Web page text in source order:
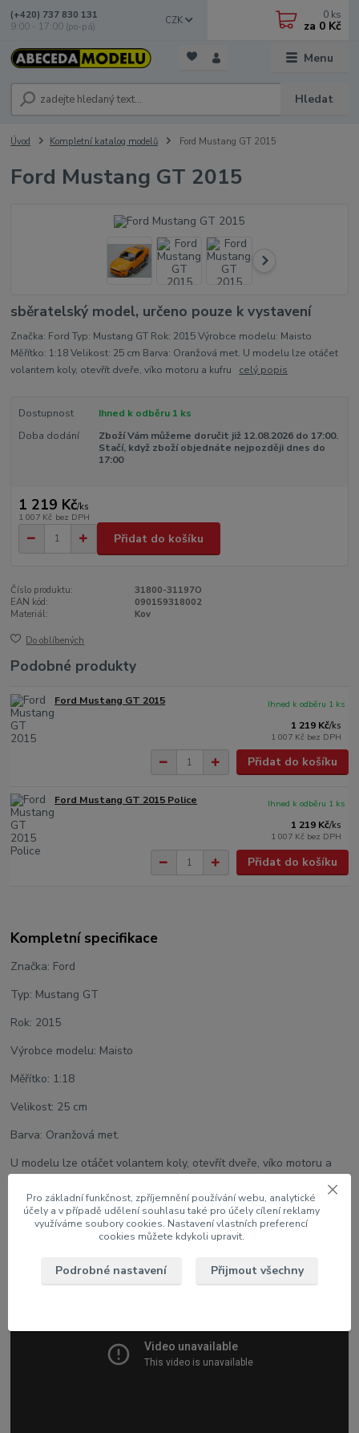
Menu
CZK
Hledat
(+420) 737 830 131
9:00 - 17:00 (po-pá)
0 ks
za 0 Kč
Úvod Kompletní katalog modelů Ford Mustang GT 2015
Ford Mustang GT 2015
sběratelský model, určeno pouze k vystavení
Značka: Ford Typ: Mustang GT Rok: 2015 Výrobce modelu: Maisto
Měřítko: 1:18 Velikost: 25 cm Barva: Oranžová met. U modelu lze otáčet
volantem koly, otevřít dveře, víko motoru a kufru celý popis
Dostupnost
Ihned k odběru 1 ks
Doba dodání
Zboží Vám můžeme doručit již 12.08.2026 do 17:00.
Stačí, když zboží objednáte nejpozději dnes do
17:00
1 219 Kč/ks
1 007 Kč bez DPH
Přidat do košíku
Číslo produktu:
31800-31197O
EAN kód:
090159318002
Materiál:
Kov
Do oblíbených
Podobné produkty
Ford Mustang GT 2015
1 219 Kč/ks
1 007 Kč bez DPH
Ihned k odběru 1 ks
Přidat do košíku
Ford Mustang GT 2015 Police
1 219 Kč/ks
1 007 Kč bez DPH
Ihned k odběru 1 ks
Přidat do košíku
Kompletní specifikace
Značka: Ford
Typ: Mustang GT
Rok: 2015
Výrobce modelu: Maisto
Měřítko: 1:18
Velikost: 25 cm
Barva: Oranžová met.
U modelu lze otáčet volantem koly, otevřít dveře, víko motoru a
Pro základní funkčnost, zpříjemnění používání webu, analytické
účely a v případě udělení souhlasu také pro účely cílení reklamy
využíváme soubory cookies. Nastavení vlastních preferencí
cookies můžete kdykoli upravit.
Podrobné nastavení Přijmout všechny